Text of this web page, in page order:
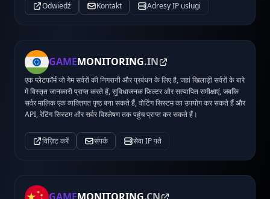
Odwiedź Kontakt Adresy IP usługi
GAMEMONITORING.IN
एक प्लेटफॉर्म जो गेम सर्वरों की निगरानी और प्रबंधन के लिए है, जहां खिलाड़ी सर्वरों के बारे
में विस्तृत जानकारी प्राप्त करते हैं, सुविधाजनक फ़िल्टर और सत्यापित समीक्षाएं, जबकि
सर्वर मालिक एक व्यक्तिगत पृष्ठ बना सकते हैं, वोटिंग सिस्टम का उपयोग कर सकते हैं और
API, रेटिंग सिस्टम और सर्वर विश्लेषण तक पहुंच प्राप्त कर सकते हैं।
विज़िट करें संपर्क सेवा IP पते